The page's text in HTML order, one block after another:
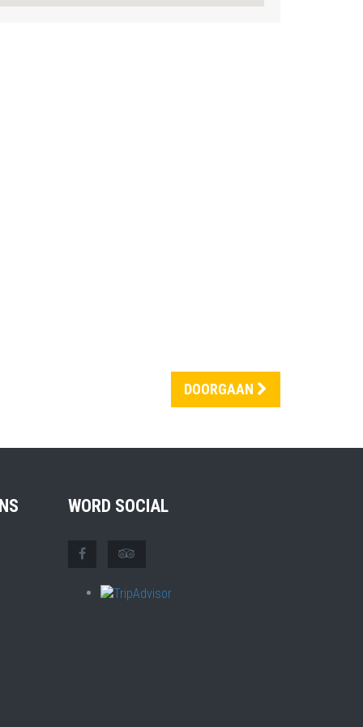
DOORGAAN
WORD SOCIAL